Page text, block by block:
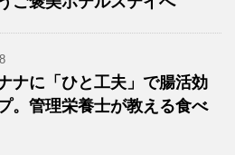
ナに「ひと工夫」で腸活効
。管理栄養士が教える食べ